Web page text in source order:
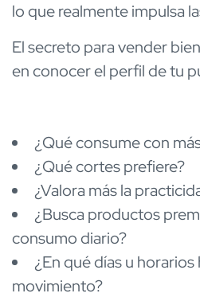
lo que realmente impulsa
El secreto para vender
en conocer el perfil de tu
¿Qué consume con
¿Qué cortes prefiere?
¿Valora más la
¿Busca productos
consumo diario?
¿En qué días u
movimiento?